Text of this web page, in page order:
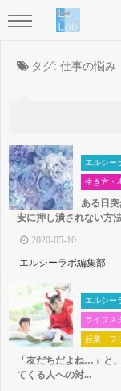
タグ: 仕事の悩み
エルシー
生き方・
ある日
安に押し潰されない方
2020-05-10
エルシーラボ編集部
エルシー
ライフス
起業・フ
「友だちだよね…」と
てくる人への対...